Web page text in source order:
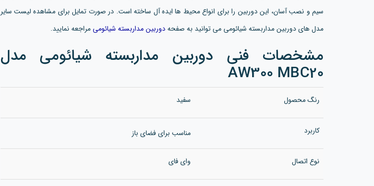
سیم و نصب آسان، این دوربین را برای انواع محیط ها ایده آل ساخته است. در صورت تمایل برای مشاهده لیست سایر
مدل های دوربین مداربسته شیائومی می توانید به صفحهدوربین مداربسته شیائومی مراجعه نمایید.
مشخصات فنی دوربین مداربسته شیائومی مدل
AW300 MBC20
رنگ محصول سفید
کاربرد مناسب برای فضای باز
نوع اتصال وای فای